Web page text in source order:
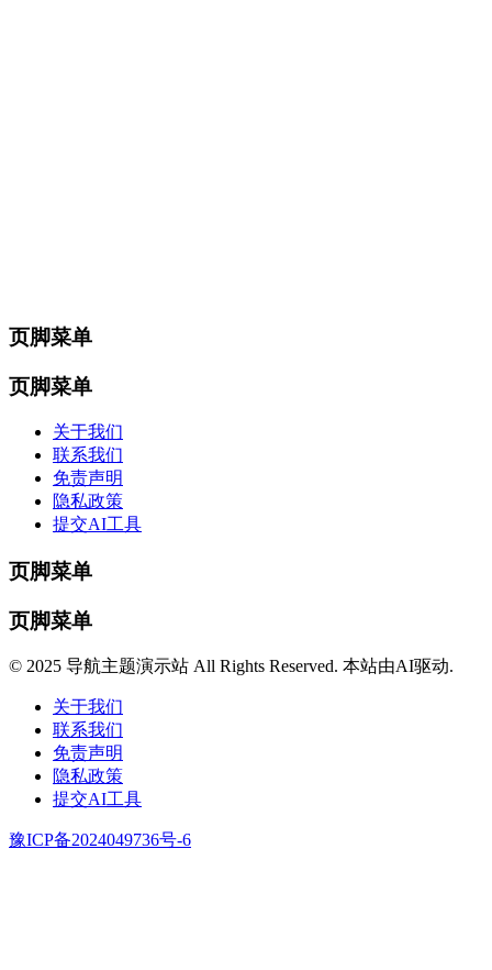
页脚菜单
页脚菜单
关于我们
联系我们
免责声明
隐私政策
提交AI工具
页脚菜单
页脚菜单
© 2025 导航主题演示站 All Rights Reserved. 本站由AI驱动.
关于我们
联系我们
免责声明
隐私政策
提交AI工具
豫ICP备2024049736号-6